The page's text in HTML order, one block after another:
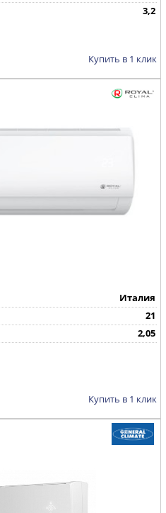
3,2
Купить в 1 клик
Италия
21
2,05
Купить в 1 клик